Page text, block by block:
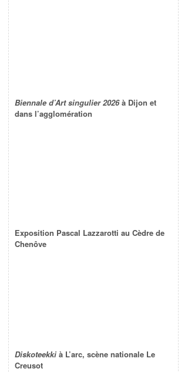
Biennale d’Art singulier 2026à Dijon et
dans l’agglomération
Exposition Pascal Lazzarotti au Cèdre de
Chenôve
Diskoteekki à L’arc, scène nationale Le
Creusot